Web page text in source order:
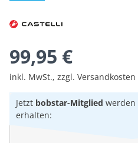
99,95 €
inkl. MwSt., zzgl. Versandkosten
Jetzt bobstar-Mitglied werden
erhalten: